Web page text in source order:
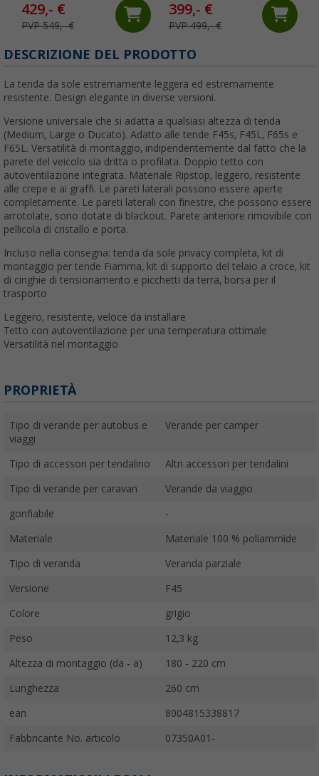
429,- €
PVP 549,- €
399,- €
PVP 499,- €
DESCRIZIONE DEL PRODOTTO
La tenda da sole estremamente leggera ed estremamente
resistente. Design elegante in diverse versioni.
Versione universale che si adatta a qualsiasi altezza di tenda
(Medium, Large o Ducato). Adatto alle tende F45s, F45L, F65s e
F65L. Versatilità di montaggio, indipendentemente dal fatto che la
parete del veicolo sia dritta o profilata. Doppio tetto con
autoventilazione integrata. Materiale Ripstop, leggero, resistente
alle crepe e ai graffi. Le pareti laterali possono essere aperte
completamente. Le pareti laterali con finestre, che possono essere
arrotolate, sono dotate di blackout. Parete anteriore rimovibile con
pellicola di cristallo e porta.
Incluso nella consegna: tenda da sole privacy completa, kit di
montaggio per tende Fiamma, kit di supporto del telaio a croce, kit
di cinghie di tensionamento e picchetti da terra, borsa per il
trasporto
Leggero, resistente, veloce da installare
Tetto con autoventilazione per una temperatura ottimale
Versatilità nel montaggio
PROPRIETÀ
Tipo di verande per autobus e
viaggi
Verande per camper
Tipo di accessori per tendalino Altri accessori per tendalini
Tipo di verande per caravan Verande da viaggio
gonfiabile -
Materiale Materiale 100 % poliammide
Tipo di veranda Veranda parziale
Versione F45
Colore grigio
Peso 12,3 kg
Altezza di montaggio (da - a) 180 - 220 cm
Lunghezza 260 cm
ean 8004815338817
Fabbricante No. articolo 07350A01-